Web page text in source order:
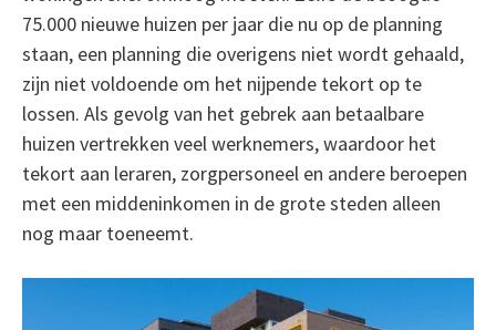
75.000 nieuwe huizen per jaar die nu op de planning
staan, een planning die overigens niet wordt gehaald,
zijn niet voldoende om het nijpende tekort op te
lossen. Als gevolg van het gebrek aan betaalbare
huizen vertrekken veel werknemers, waardoor het
tekort aan leraren, zorgpersoneel en andere beroepen
met een middeninkomen in de grote steden alleen
nog maar toeneemt.